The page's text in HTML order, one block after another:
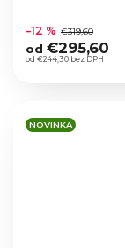
hodnotenie
produktu
je
hviezdičiek.
od €244,30 bez DPH
–12 % €319,60
od €295,60
NOVINKA